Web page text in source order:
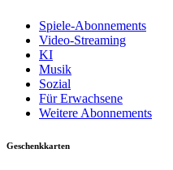
Spiele-Abonnements
Video-Streaming
KI
Musik
Sozial
Für Erwachsene
Weitere Abonnements
Geschenkkarten